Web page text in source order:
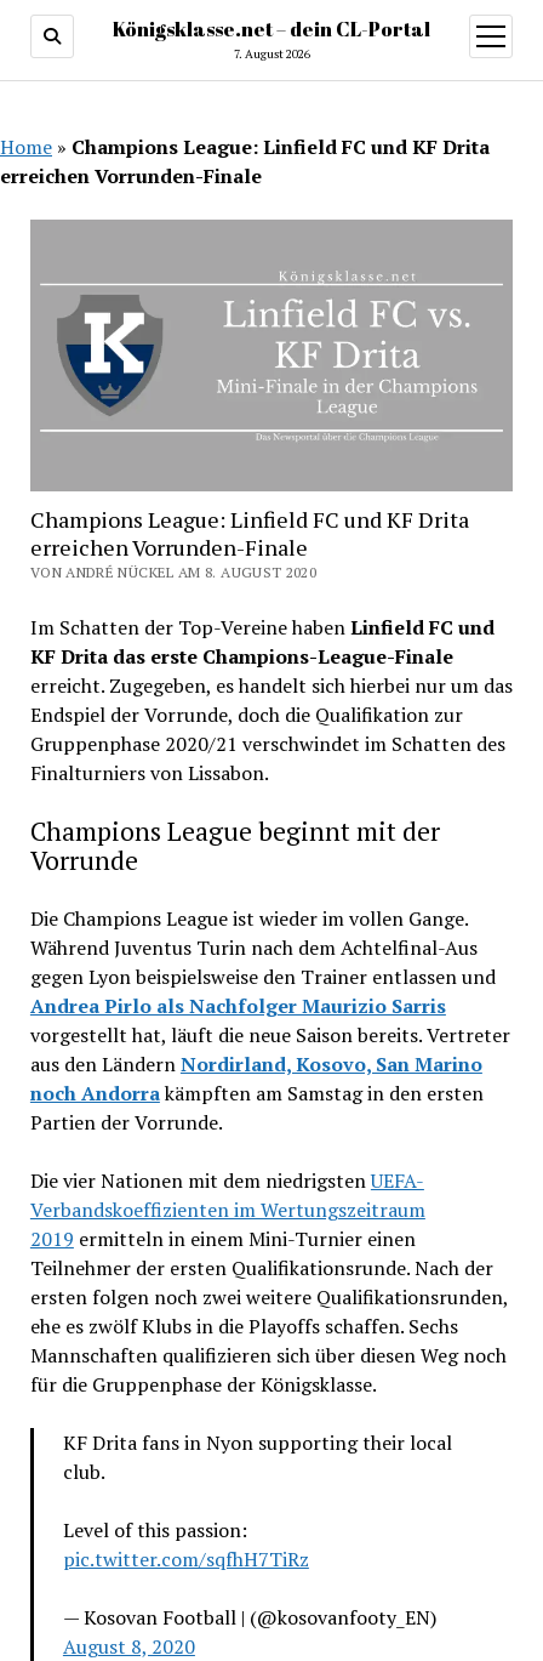
Königsklasse.net – dein CL-Portal
7. August 2026
Menü
öffnen
Home » Champions League: Linfield FC und KF Drita
erreichen Vorrunden-Finale
Champions League: Linfield FC und KF Drita
erreichen Vorrunden-Finale
VON ANDRÉ NÜCKEL AM 8. AUGUST 2020
Im Schatten der Top-Vereine habenLinfield FC und
KF Drita das erste Champions-League-Finale
erreicht. Zugegeben, es handelt sich hierbei nur um das
Endspiel der Vorrunde, doch die Qualifikation zur
Gruppenphase 2020/21 verschwindet im Schatten des
Finalturniers von Lissabon.
Champions League beginnt mit der
Vorrunde
Die Champions League ist wieder im vollen Gange.
Während Juventus Turin nach dem Achtelfinal-Aus
gegen Lyon beispielsweise den Trainer entlassen und
Andrea Pirlo als Nachfolger Maurizio Sarris
vorgestellt hat, läuft die neue Saison bereits. Vertreter
aus den LändernNordirland, Kosovo, San Marino
noch Andorrakämpften am Samstag in den ersten
Partien der Vorrunde.
Die vier Nationen mit dem niedrigstenUEFA-
Verbandskoeffizienten im Wertungszeitraum
2019 ermitteln in einem Mini-Turnier einen
Teilnehmer der ersten Qualifikationsrunde. Nach der
ersten folgen noch zwei weitere Qualifikationsrunden,
ehe es zwölf Klubs in die Playoffs schaffen. Sechs
Mannschaften qualifizieren sich über diesen Weg noch
für die Gruppenphase der Königsklasse.
KF Drita fans in Nyon supporting their local
club.
Level of this passion:
pic.twitter.com/sqfhH7TiRz
— Kosovan Football | (@kosovanfooty_EN)
August 8, 2020